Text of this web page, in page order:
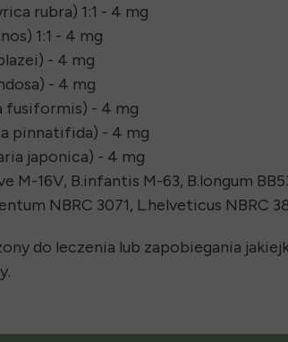
rubra) 1:1 - 4 mg
1:1 - 4 mg
- 4 mg
- 4 mg
fusiformis) - 4 mg
pinnatifida) - 4 mg
japonica) - 4 mg
16V, B.infantis M-63, B.longum
NBRC 3071, L.helveticus NBRC
do leczenia lub zapobiegania